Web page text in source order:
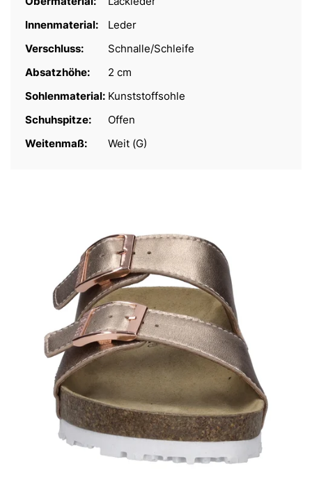
Innenmaterial:
Leder
Verschluss:
Schnalle/Schleife
Absatzhöhe:
2 cm
Sohlenmaterial: Kunststoffsohle
Schuhspitze:
Offen
Weitenmaß:
Weit (G)